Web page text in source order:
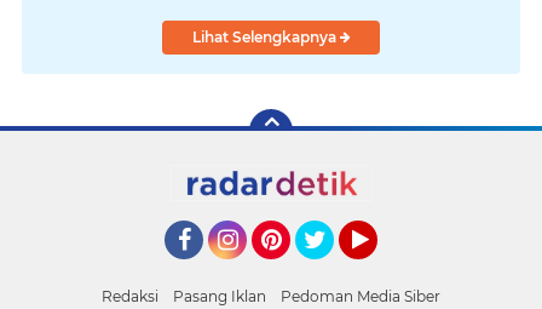
Lihat Selengkapnya
Redaksi Pasang Iklan Pedoman Media Siber